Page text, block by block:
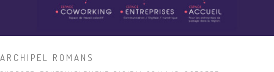
ARCHIPEL ROMANS